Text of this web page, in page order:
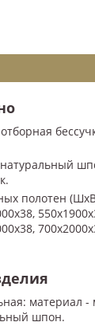
полотен
материал -
шпон.